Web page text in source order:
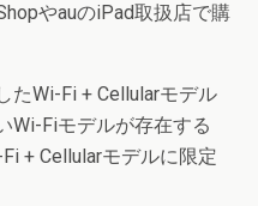
やauのiPad取扱店で購
たWi-Fi + Cellularモデル
Wi-Fiモデルが存在する
+ Cellularモデルに限定